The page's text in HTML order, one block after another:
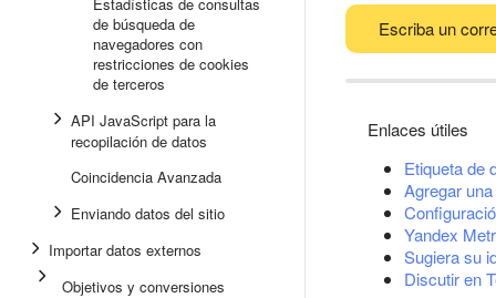
de búsqueda de
navegadores con
restricciones de cookies
de terceros
API JavaScript para la
recopilación de datos
Coincidencia Avanzada
Enviando datos del sitio
Importar datos externos
Objetivos y conversiones
Escriba un
Enlaces útiles
Etiqueta de
Agregar
Yandex
Sugiera su
Discutir en